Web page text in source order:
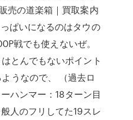
売の道楽箱｜買取案内
ぱいになるのはタウの
戦でも使えないぜ。
とんでもないポイント
うなので、 （過去ロ
ハンマー：18ターン目
人のフリしてた19スレ